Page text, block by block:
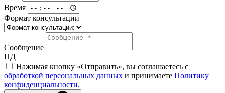
Время
Формат консультации
Сообщение
ПД
Нажимая кнопку «Отправить», вы соглашаетесь с
обработкой персональных данных и принимаете Политику
конфиденциальности.